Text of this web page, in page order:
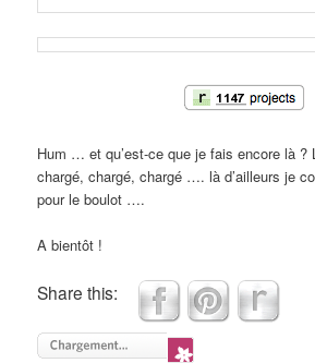
Hum … et qu’est-ce que je fais encore là ?
chargé, chargé, chargé …. là d’ailleurs je
pour le boulot ….
A bientôt !
Share this: